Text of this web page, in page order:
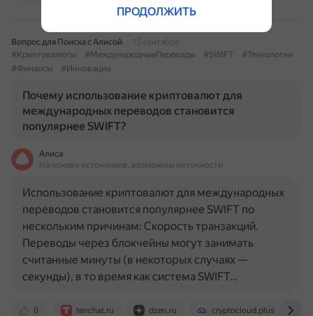
Вопрос для Поиска с Алисой
15 сентября
#Криптовалюты
#МеждународныеПереводы #SWIFT
#Технологии
#Финансы
#Инновации
Почему использование криптовалют для
международных переводов становится
популярнее SWIFT?
Алиса
На основе источников, возможны неточности
0 tenchat.ru dzen.ru cryptocloud.plus
Использование криптовалют для международных
переводов становится популярнее SWIFT по
нескольким причинам: Скорость транзакций.
Переводы через блокчейны могут занимать
считанные минуты (в некоторых случаях —
секунды), в то время как система SWIFT…
ПРОДОЛЖИТЬ